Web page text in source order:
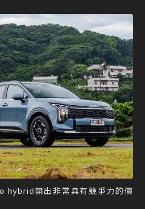
hybrid開出非常具有競爭力的價